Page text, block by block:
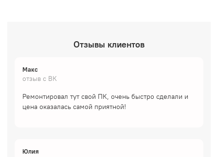
Отзывы клиентов
Макс
отзыв с ВК
Ремонтировал тут свой ПК, очень быстро сделали и
цена оказалась самой приятной!
Юлия